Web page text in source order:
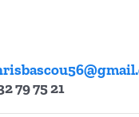
79 75 21